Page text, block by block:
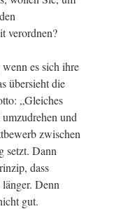
verordnen?
es sich ihre
übersieht die
„Gleiches
und
zwischen
setzt. Dann
dass
Denn
gut.